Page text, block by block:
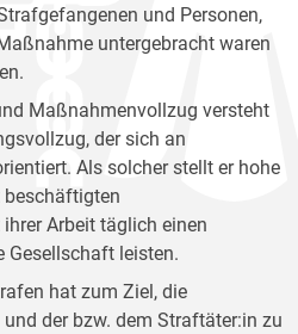
und Personen,
untergebracht waren
Maßnahmenvollzug versteht
der sich an
Als solcher stellt er hohe
beschäftigten
Arbeit täglich einen
Gesellschaft leisten.
hat zum Ziel, die
der bzw. dem Straftäter:in zu